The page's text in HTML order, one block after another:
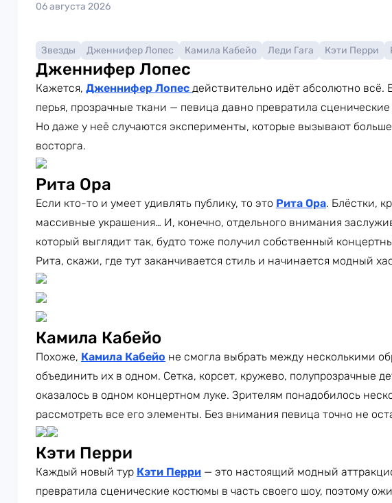
06 августа 2026
Звезды Дженнифер Лопес Камила Кабейо Леди Гага Кэти Перри
Дженнифер Лопес
Кажется, Дженнифер Лопес действительно идёт абсолютно всё.
перья, прозрачные ткани — певица давно превратила
Но даже у неё случаются эксперименты, которые вызывают
восторга.
Рита Ора
Если кто-то и умеет удивлять публику, то это Рита Ора. Блёстки,
массивные украшения… И, конечно, отдельного внимания
который выглядит так, будто тоже получил собственный
Рита, скажи, где тут заканчивается стиль и начинается модный
Камила Кабейо
Похоже, Камила Кабейо не смогла выбрать между несколькими
объединить их в одном. Сетка, корсет, кружево, полупрозрачные
оказалось в одном концертном луке. Зрителям понадобилось
рассмотреть все его элементы. Без внимания певица точно не
Кэти Перри
Каждый новый тур Кэти Перри — это настоящий модный
превратила сценические костюмы в часть своего шоу, поэтому